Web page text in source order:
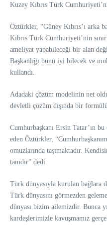
Kuzey Kıbrıs Türk
Öztürkler, “Güney Kıbrıs’ı arka
Kıbrıs Türk Cumhuriyeti’nin
ameliyat yapabileceği bir alan
Başkanlığı bunu iyi bilecek ve
kullandı.
Adadaki çözüm modelinin net
devletli çözüm dışında bir
Cumhurbaşkanı Ersin Tatar’ın
eden Öztürkler,
omuzlarında taşımaktadır.
tamdır” dedi.
Türk dünyasıyla kurulan bağlara
Türk dünyasını görmezden
dünyası bizim ailemizdir. Bunca
kardeşlerimizle kavuşmamız